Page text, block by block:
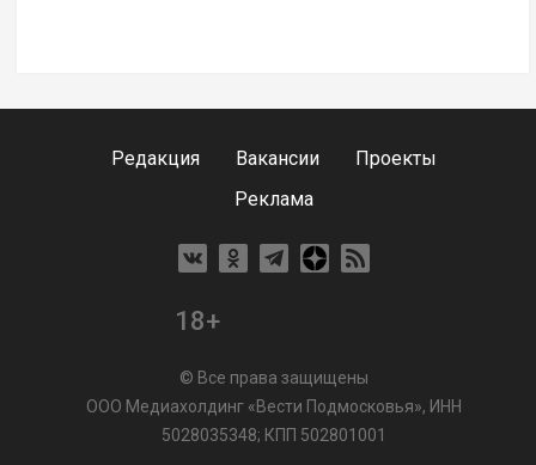
Редакция Вакансии
Проекты
Реклама
18+
© Все права защищены
ООО Медиахолдинг «Вести Подмосковья», ИНН
5028035348; КПП 502801001